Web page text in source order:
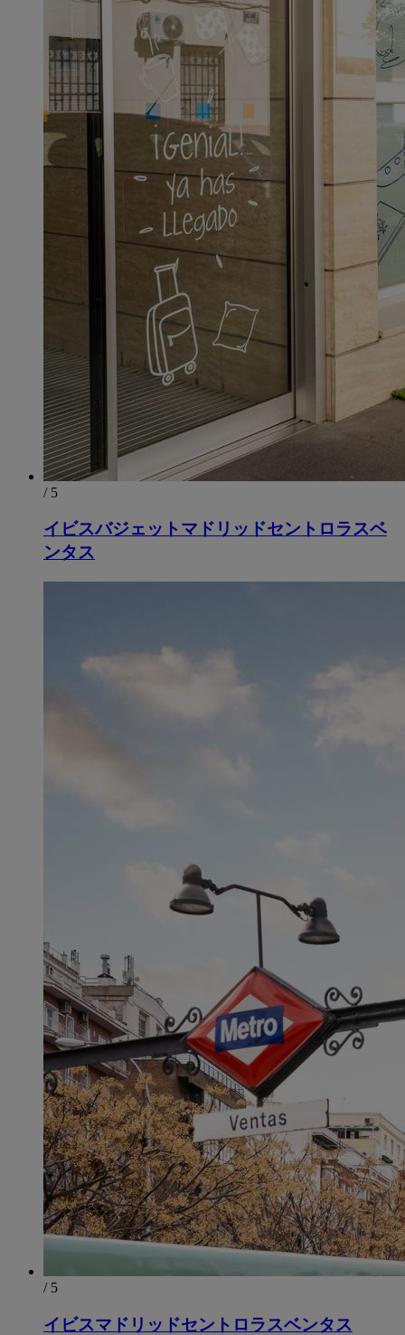
/ 5
イビスバジェットマドリッドセントロラスベ
ンタス
/ 5
イビスマドリッドセントロラスベンタス